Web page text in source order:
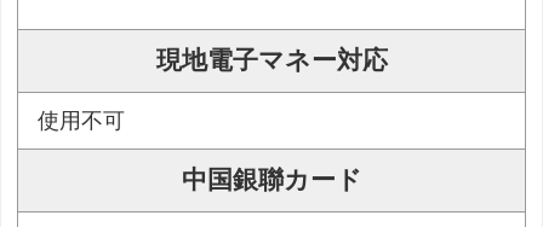
現地電子マネー対応
使用不可
中国銀聯カード